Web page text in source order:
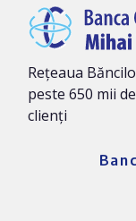
Rețeaua
peste 650 mii
clienți